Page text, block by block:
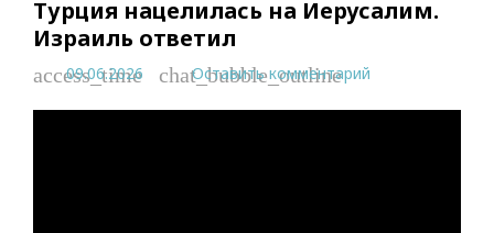
Турция нацелилась на Иерусалим.
Израиль ответил
access_time
09.06.2026 chat_bubble_outline
Оставить комментарий